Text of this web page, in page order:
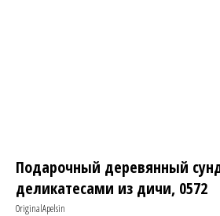
Подарочный деревянный
деликатесами из дичи, 0572
OriginalApelsin